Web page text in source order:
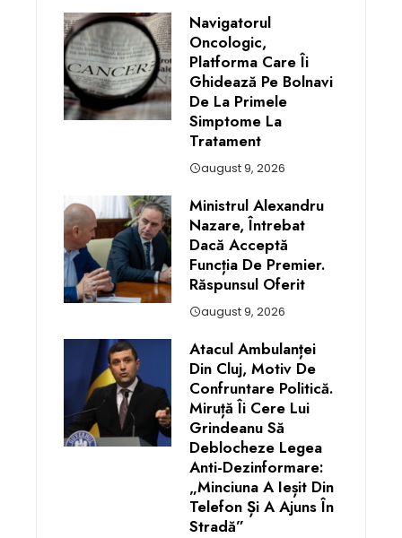
Navigatorul
Oncologic,
Platforma Care Îi
Ghidează Pe Bolnavi
De La Primele
Simptome La
Tratament
august 9, 2026
Ministrul Alexandru
Nazare, Întrebat
Dacă Acceptă
Funcția De Premier.
Răspunsul Oferit
august 9, 2026
Atacul Ambulanței
Din Cluj, Motiv De
Confruntare Politică.
Miruță Îi Cere Lui
Grindeanu Să
Deblocheze Legea
Anti-Dezinformare:
„Minciuna A Ieșit Din
Telefon Și A Ajuns În
Stradă”